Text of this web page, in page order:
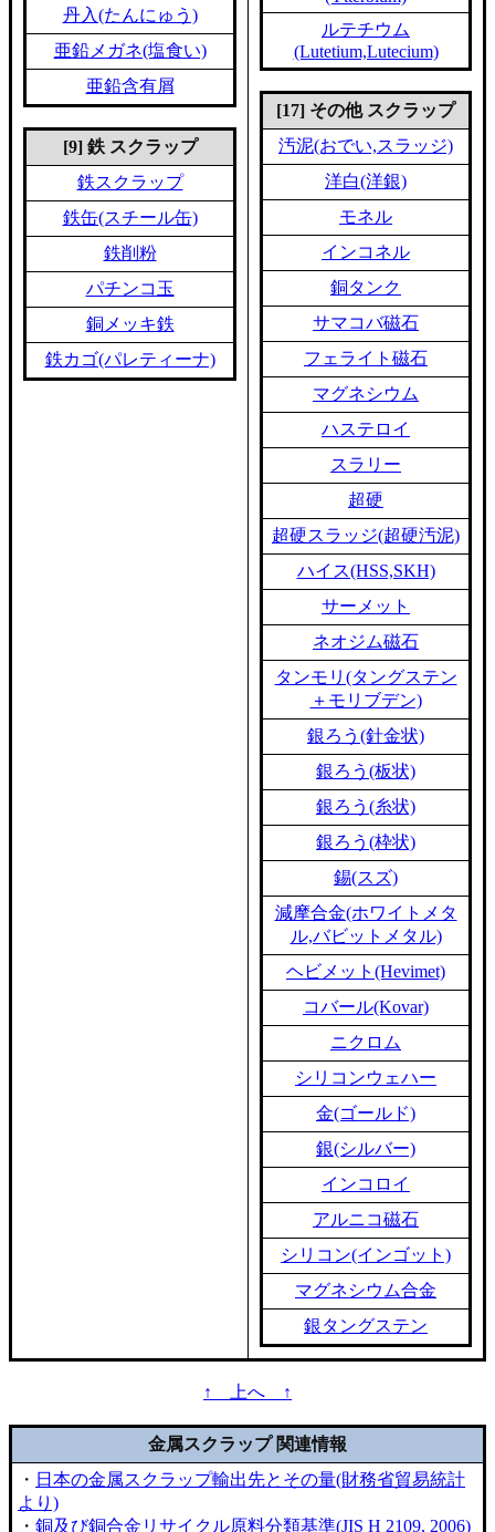
丹入(たんにゅう)
亜鉛メガネ(塩食い)
亜鉛含有屑
[9] 鉄 スクラップ
鉄スクラップ
鉄缶(スチール缶)
鉄削粉
パチンコ玉
銅メッキ鉄
鉄カゴ(パレティーナ)
ルテチウム
(Lutetium,Lutecium)
[17] その他 スクラップ
汚泥(おでい,スラッジ)
洋白(洋銀)
モネル
インコネル
銅タンク
サマコバ磁石
フェライト磁石
マグネシウム
ハステロイ
スラリー
超硬
超硬スラッジ(超硬汚泥)
ハイス(HSS,SKH)
サーメット
ネオジム磁石
タンモリ(タングステン
＋モリブデン)
銀ろう(針金状)
銀ろう(板状)
銀ろう(糸状)
銀ろう(枠状)
錫(スズ)
減摩合金(ホワイトメタ
ル,バビットメタル)
ヘビメット(Hevimet)
コバール(Kovar)
ニクロム
シリコンウェハー
金(ゴールド)
銀(シルバー)
インコロイ
アルニコ磁石
シリコン(インゴット)
マグネシウム合金
銀タングステン
↑ 上へ ↑
金属スクラップ 関連情報
・ 日本の金属スクラップ輸出先とその量(財務省貿易統計
より)
・ 銅及び銅合金リサイクル原料分類基準(JIS H 2109, 2006)